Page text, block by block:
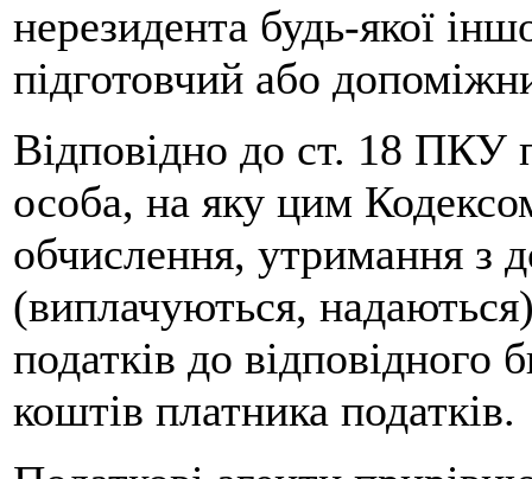
нерезидента будь-якої
підготовчий або
Відповідно до ст. 18 ПКУ
особа, на яку цим
обчислення, утримання з
(виплачуються,
податків до відповідного
коштів платника податків.